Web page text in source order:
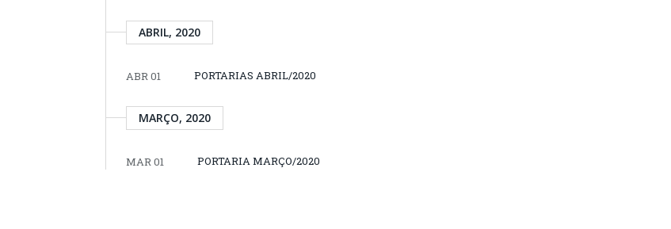
ABRIL, 2020
ABR 01 PORTARIAS ABRIL/2020
MARÇO, 2020
MAR 01 PORTARIA MARÇO/2020